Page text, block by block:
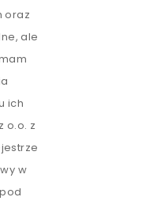
oraz
ale
ich
o.o. z
w